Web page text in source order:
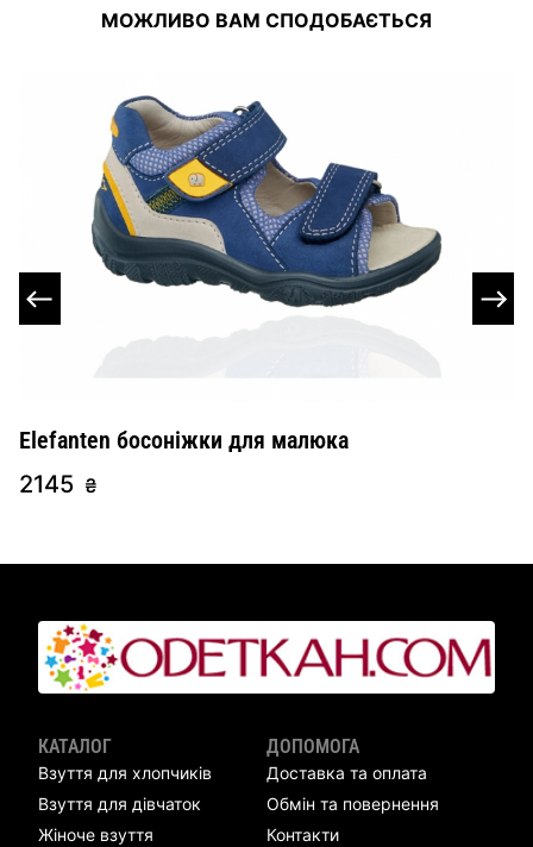
МОЖЛИВО ВАМ СПОДОБАЄТЬСЯ
Elefanten босоніжки для малюка
2145 ₴
КАТАЛОГ
Взуття для хлопчиків
Взуття для дівчаток
Жіноче взуття
ДОПОМОГА
Доставка та оплата
Обмін та повернення
Контакти